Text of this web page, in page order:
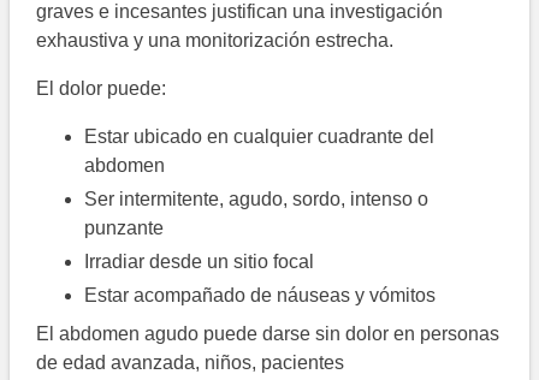
graves e incesantes justifican una investigación
exhaustiva y una monitorización estrecha.
El dolor puede:
Estar ubicado en cualquier cuadrante del
abdomen
Ser intermitente, agudo, sordo, intenso o
punzante
Irradiar desde un sitio focal
Estar acompañado de náuseas y vómitos
El abdomen agudo puede darse sin dolor en personas
de edad avanzada, niños, pacientes